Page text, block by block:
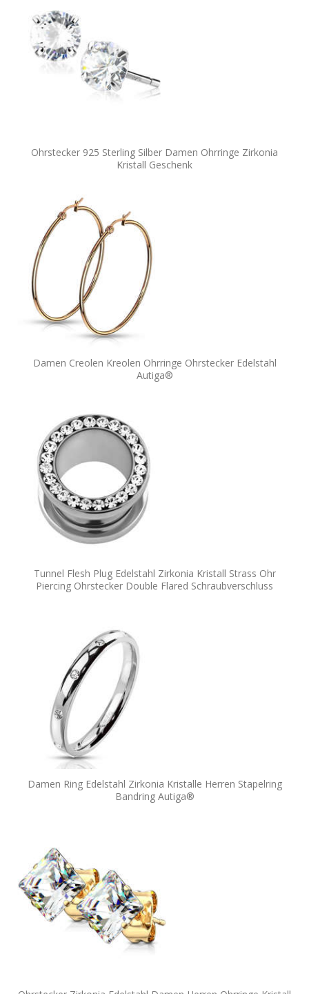
Ohrstecker 925 Sterling Silber Damen Ohrringe Zirkonia
Kristall Geschenk
Damen Creolen Kreolen Ohrringe Ohrstecker Edelstahl
Autiga®
Tunnel Flesh Plug Edelstahl Zirkonia Kristall Strass Ohr
Piercing Ohrstecker Double Flared Schraubverschluss
Damen Ring Edelstahl Zirkonia Kristalle Herren Stapelring
Bandring Autiga®